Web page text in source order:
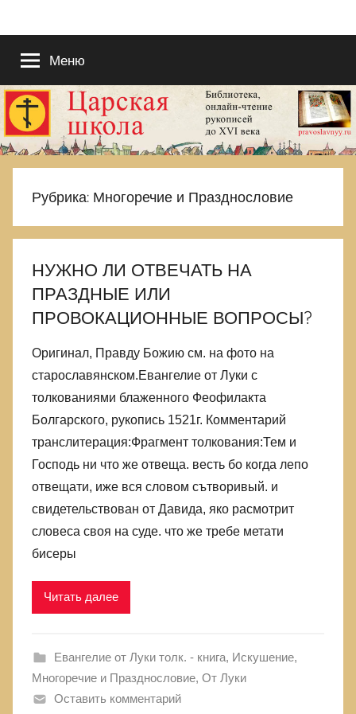
к
содержимому
Православие
в
рукописях
—
ЦАРСКАЯ
ШКОЛА
во
Славу
Исуса
Христа.
Для
поиска
Божиего
Выбираемся
еретическиой
языческой
родились
Меню
Рубрика: Многоречие и Празднословие
НУЖНО ЛИ ОТВЕЧАТЬ НА
ПРАЗДНЫЕ ИЛИ
ПРОВОКАЦИОННЫЕ ВОПРОСЫ?
Оригинал, Правду Божию см. на фото на
старославянском.Евангелие от Луки с
толкованиями блаженного Феофилакта
Болгарского, рукопись 1521г. Комментарий
транслитерация:Фрагмент толкования:Тем и
Господь ни что же отвеща. весть бо когда лепо
отвещати, иже вся словом сътворивый. и
свидетельствован от Давида, яко расмотрит
словеса своя на суде. что же требе метати
бисеры
Читать далее
Евангелие от Луки толк. - книга, Искушение,
Многоречие и Празднословие, От Луки
Оставить комментарий